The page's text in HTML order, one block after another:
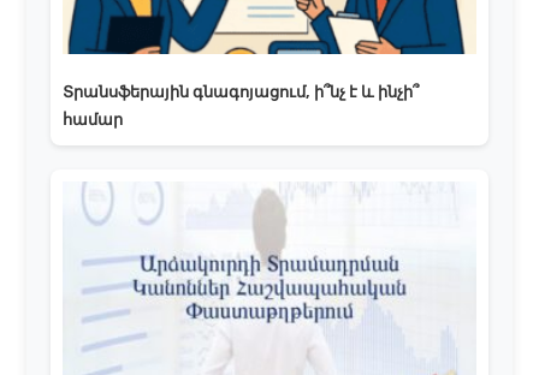
Տրանսֆերային գնագոյացում, ի՞նչ է և ինչի՞
համար